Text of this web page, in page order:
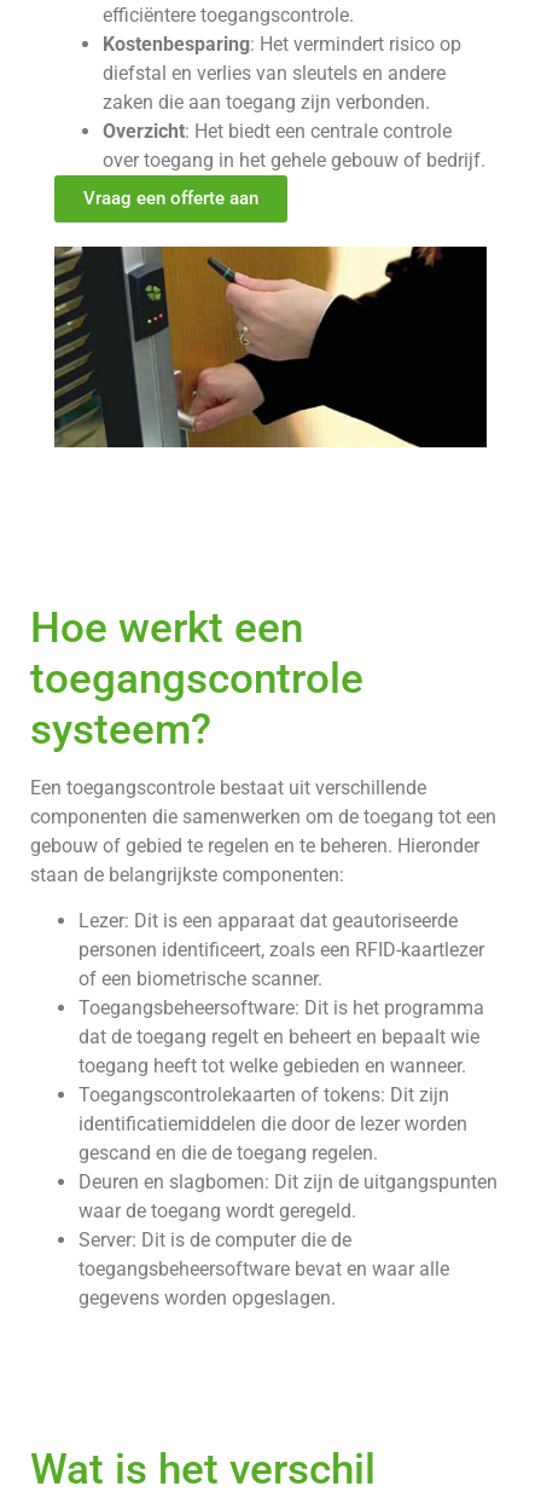
efficiëntere toegangscontrole.
Kostenbesparing: Het vermindert risico op
diefstal en verlies van sleutels en andere
zaken die aan toegang zijn verbonden.
Overzicht: Het biedt een centrale controle
over toegang in het gehele gebouw of bedrijf.
Vraag een offerte aan
Hoe werkt een
toegangscontrole
systeem?
Een toegangscontrole bestaat uit verschillende
componenten die samenwerken om de toegang tot een
gebouw of gebied te regelen en te beheren. Hieronder
staan de belangrijkste componenten:
Lezer: Dit is een apparaat dat geautoriseerde
personen identificeert, zoals een RFID-kaartlezer
of een biometrische scanner.
Toegangsbeheersoftware: Dit is het programma
dat de toegang regelt en beheert en bepaalt wie
toegang heeft tot welke gebieden en wanneer.
Toegangscontrolekaarten of tokens: Dit zijn
identificatiemiddelen die door de lezer worden
gescand en die de toegang regelen.
Deuren en slagbomen: Dit zijn de uitgangspunten
waar de toegang wordt geregeld.
Server: Dit is de computer die de
toegangsbeheersoftware bevat en waar alle
gegevens worden opgeslagen.
Wat is het verschil